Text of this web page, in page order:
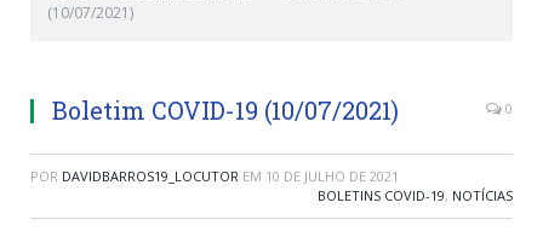
(10/07/2021)
Boletim COVID-19 (10/07/2021) 0
POR DAVIDBARROS19_LOCUTOR EM 10 DE JULHO DE 2021
BOLETINS COVID-19, NOTÍCIAS